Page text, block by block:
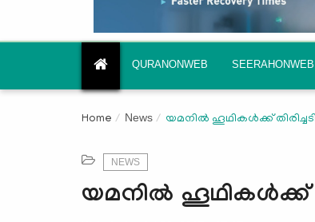
QURANONWEB SEERAHONWEB
Home News യമനില്‍ ഹൂഥികള്‍ക്ക്
NEWS
യമനില്‍ ഹൂഥികള്‍ക്ക്